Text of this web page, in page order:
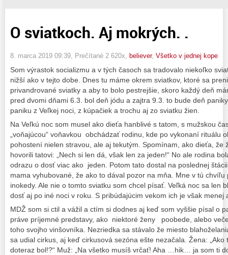
O sviatkoch. Aj mokrých. .
8. marca 2019 09:39 , Prečítané 2 620x, believer, Všetko v jednej kope
Som výrastok socializmu a v tých časoch sa tradovalo niekoľko
nižší ako v tejto dobe. Dnes tu máme okrem sviatkov, ktoré sa
privandrované sviatky a aby to bolo pestrejšie, skoro každý deň
pred dvomi dňami 6.3. bol deň jódu a zajtra 9.3. to bude deň
paniku z Veľkej noci, z kúpačiek a trochu aj zo sviatku žien.
Na Veľkú noc som musel ako dieťa hanblivé s tatom, s mužskou
„voňajúcou“ voňavkou obchádzať rodinu, kde po vykonaní rituálu
pohostení nielen stravou, ale aj tekutým. Spomínam, ako dieťa, že
hovorili tatovi: „Nech si len dá, však len za jeden!“ No ale rodina
odrazu o dosť viac ako jeden. Potom tato dostal na poslednej
mama vyhubované, že ako to dával pozor na mňa. Mne v tú
inokedy. Ale nie o tomto sviatku som chcel písať. Veľká noc sa len
dosť aj po iné noci v roku. S pribúdajúcim vekom ich je však menej
MDŽ som si ctil a vážil a ctím si dodnes aj keď som vyššie písal o
práve príjemné predstavy, ako niektoré ženy poobede, alebo
toho svojho vinšovníka. Nezriedka sa stávalo že miesto
sa udial cirkus, aj keď cirkusová sezóna ešte nezačala. Žena: „Ako
doteraz bol!?“ Muž: „Na všetko musíš vrčať! Aha …hik… ja som ti